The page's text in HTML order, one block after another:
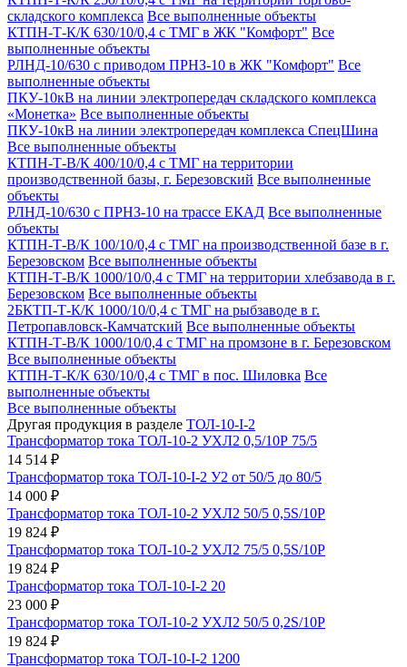
складского комплекса Все выполненные объекты
КТПН-Т-К/К 630/10/0,4 с ТМГ в ЖК "Комфорт" Все
выполненные объекты
РЛНД-10/630 с приводом ПРНЗ-10 в ЖК "Комфорт" Все
выполненные объекты
ПКУ-10кВ на линии электропередач складского комплекса
«Монетка» Все выполненные объекты
ПКУ-10кВ на линии электропередач комплекса СпецШина
Все выполненные объекты
КТПН-Т-В/К 400/10/0,4 с ТМГ на территории
производственной базы, г. Березовский Все выполненные
объекты
РЛНД-10/630 с ПРНЗ-10 на трассе ЕКАД Все выполненные
объекты
КТПН-Т-В/К 100/10/0,4 с ТМГ на производственной базе в г.
Березовском Все выполненные объекты
КТПН-Т-В/К 1000/10/0,4 с ТМГ на территории хлебзавода в г.
Березовском Все выполненные объекты
2БКТП-Т-К/К 1000/10/0,4 с ТМГ на рыбзаводе в г.
Петропавловск-Камчатский Все выполненные объекты
КТПН-Т-В/К 1000/10/0,4 с ТМГ на промзоне в г. Березовском
Все выполненные объекты
КТПН-Т-К/К 630/10/0,4 с ТМГ в пос. Шиловка Все
выполненные объекты
Все выполненные объекты
Другая продукция в разделе ТОЛ-10-I-2
Трансформатор тока ТОЛ-10-2 УХЛ2 0,5/10Р 75/5
14 514 ₽
Трансформатор тока ТОЛ-10-I-2 У2 от 50/5 до 80/5
14 000 ₽
Трансформатор тока ТОЛ-10-2 УХЛ2 50/5 0,5S/10Р
19 824 ₽
Трансформатор тока ТОЛ-10-2 УХЛ2 75/5 0,5S/10Р
19 824 ₽
Трансформатор тока ТОЛ-10-I-2 20
23 000 ₽
Трансформатор тока ТОЛ-10-2 УХЛ2 50/5 0,2S/10Р
19 824 ₽
Трансформатор тока ТОЛ-10-I-2 1200